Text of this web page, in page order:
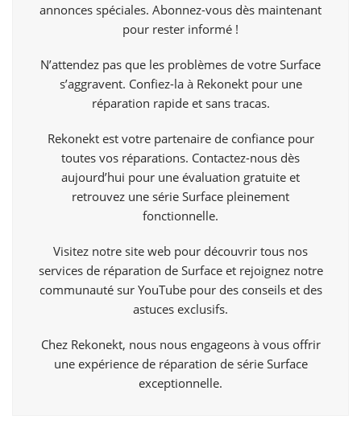
annonces spéciales. Abonnez-vous dès maintenant
pour rester informé !
N’attendez pas que les problèmes de votre Surface
s’aggravent. Confiez-la à Rekonekt pour une
réparation rapide et sans tracas.
Rekonekt est votre partenaire de confiance pour
toutes vos réparations. Contactez-nous dès
aujourd’hui pour une évaluation gratuite et
retrouvez une série Surface pleinement
fonctionnelle.
Visitez notre site web pour découvrir tous nos
services de réparation de Surface et rejoignez notre
communauté sur YouTube pour des conseils et des
astuces exclusifs.
Chez Rekonekt, nous nous engageons à vous offrir
une expérience de réparation de série Surface
exceptionnelle.